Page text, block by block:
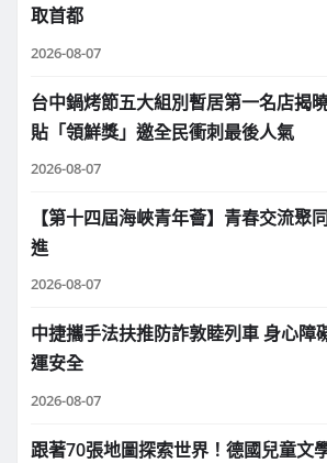
取首都
2026-08-07
台中鍋烤節五大組別暫居第一名店
貼「領鮮獎」邀全民衝刺最後人氣
2026-08-07
【第十四屆海峽青年薈】青春交流聚
進
2026-08-07
中捷攜手法扶推防詐敦睦列車 身心障
運安全
2026-08-07
跟著70張地圖探索世界！德國兒童文